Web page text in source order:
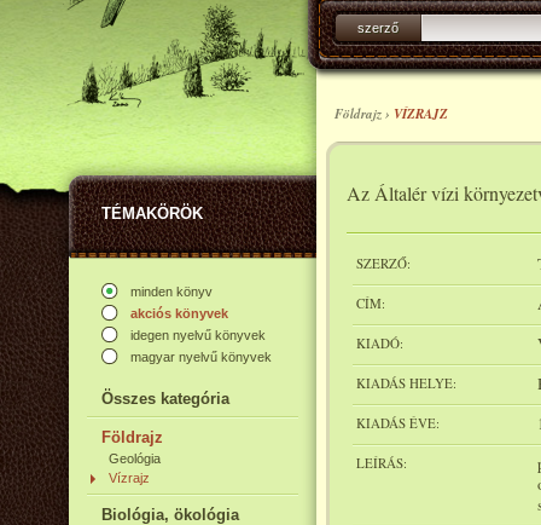
TÉMAKÖRÖK
minden könyv
akciós könyvek
idegen nyelvű könyvek
magyar nyelvű könyvek
Összes kategória
Földrajz
Geológia
Vízrajz
Biológia, ökológia
szerző
Földrajz › VÍZRAJZ
Az Általér vízi
SZERZŐ:
CÍM:
KIADÓ:
KIADÁS HELYE:
KIADÁS ÉVE:
LEÍRÁS: